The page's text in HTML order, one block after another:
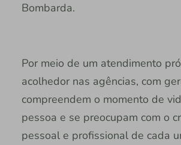
Bombarda.
Por meio de um atendimento
acolhedor nas agências, com
compreendem o momento de
pessoa e se preocupam com o
pessoal e profissional de cada